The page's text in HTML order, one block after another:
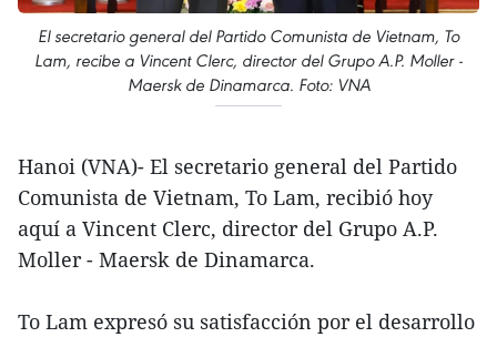
El secretario general del Partido Comunista de Vietnam, To
Lam, recibe a Vincent Clerc, director del Grupo A.P. Moller -
Maersk de Dinamarca. Foto: VNA
Hanoi (VNA)- El secretario general del Partido
Comunista de Vietnam, To Lam, recibió hoy
aquí a Vincent Clerc, director del Grupo A.P.
Moller - Maersk de Dinamarca.
To Lam expresó su satisfacción por el desarrollo